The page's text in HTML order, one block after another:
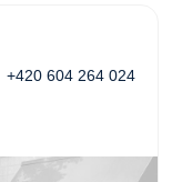
+420 604 264 024